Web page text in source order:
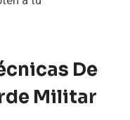
De
Militar